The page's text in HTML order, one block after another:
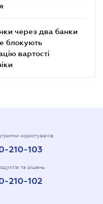
через два банки
блокують
вартості
користувачів
210-103
та рішень
210-102